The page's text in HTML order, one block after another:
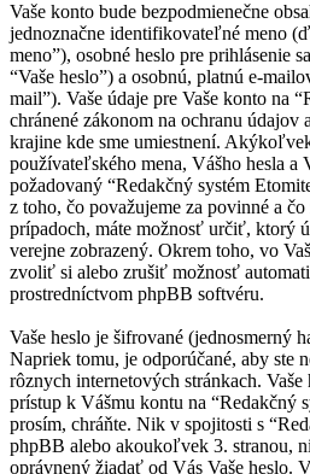
Vaše konto bude bezpodmienečne
jednoznačne identifikovateľné meno
meno”), osobné heslo pre prihlásenie
“Vaše heslo”) a osobnú, platnú e-
mail”). Vaše údaje pre Vaše konto na
chránené zákonom na ochranu údajov
krajine kde sme umiestnení.
používateľského mena, Vášho hesla a
požadovaný “Redakčný systém
z toho, čo považujeme za povinné a
prípadoch, máte možnosť určiť, ktorý
verejne zobrazený. Okrem toho, vo
zvoliť si alebo zrušiť možnosť
prostredníctvom phpBB softvéru.
Vaše heslo je šifrované (jednosmerný
Napriek tomu, je odporúčané, aby ste
rôznych internetových stránkach.
prístup k Vášmu kontu na “Redakčný
prosím, chráňte. Nik v spojitosti s
phpBB alebo akoukoľvek 3. stranou,
oprávnený žiadať od Vás Vaše heslo.